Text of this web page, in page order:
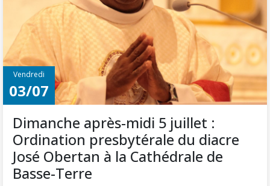
Vendredi
03/07
Dimanche après-midi 5 juillet :
Ordination presbytérale du diacre
José Obertan à la Cathédrale de
Basse-Terre